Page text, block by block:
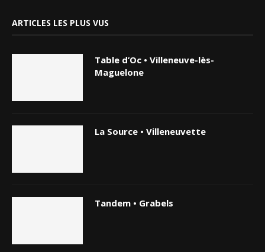
ARTICLES LES PLUS VUS
Table d’Oc • Villeneuve-lès-
Maguelone
La Source • Villeneuvette
Tandem • Grabels